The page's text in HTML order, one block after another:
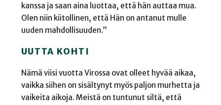
kanssa ja saan aina luottaa, että hän auttaa mua.
Olen niin kiitollinen, että Hän on antanut mulle
uuden mahdollisuuden.”
UUTTA KOHTI
Nämä viisi vuotta Virossa ovat olleet hyvää aikaa,
vaikka siihen on sisältynyt myös paljon murhetta ja
vaikeita aikoja. Meistä on tuntunut siltä, että